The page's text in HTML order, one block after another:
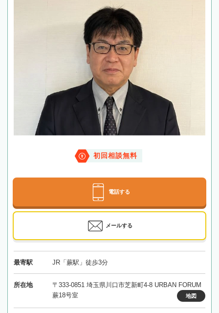
初回相談無料
電話する
メールする
最寄駅 JR「蕨駅」徒歩3分
所在地
〒333-0851 埼玉県川口市芝新町4-8 URBAN FORUM
蕨18号室
地図